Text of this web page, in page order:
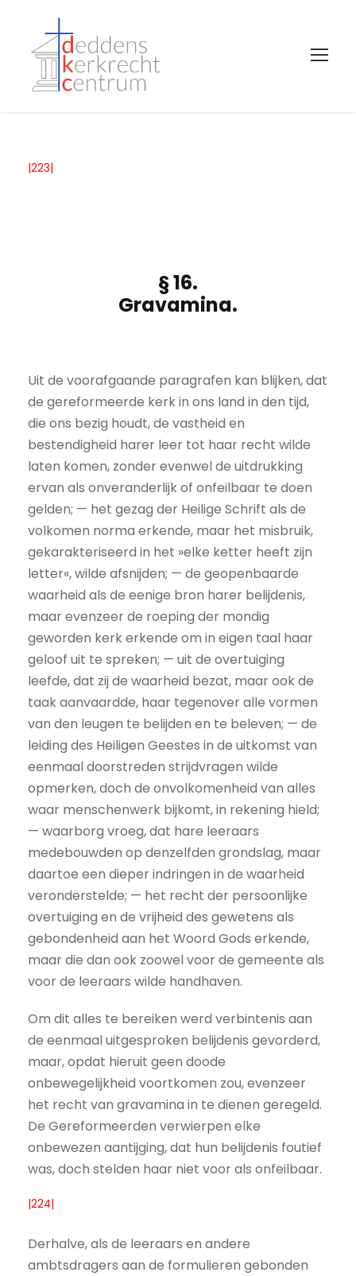
|223|
§ 16.
Gravamina.
Uit de voorafgaande paragrafen kan blijken, dat
de gereformeerde kerk in ons land in den tijd,
die ons bezig houdt, de vastheid en
bestendigheid harer leer tot haar recht wilde
laten komen, zonder evenwel de uitdrukking
ervan als onveranderlijk of onfeilbaar te doen
gelden; — het gezag der Heilige Schrift als de
volkomen norma erkende, maar het misbruik,
gekarakteriseerd in het »elke ketter heeft zijn
letter«, wilde afsnijden; — de geopenbaarde
waarheid als de eenige bron harer belijdenis,
maar evenzeer de roeping der mondig
geworden kerk erkende om in eigen taal haar
geloof uit te spreken; — uit de overtuiging
leefde, dat zij de waarheid bezat, maar ook de
taak aanvaardde, haar tegenover alle vormen
van den leugen te belijden en te beleven; — de
leiding des Heiligen Geestes in de uitkomst van
eenmaal doorstreden strijdvragen wilde
opmerken, doch de onvolkomenheid van alles
waar menschenwerk bijkomt, in rekening hield;
— waarborg vroeg, dat hare leeraars
medebouwden op denzelfden grondslag, maar
daartoe een dieper indringen in de waarheid
veronderstelde; — het recht der persoonlijke
overtuiging en de vrijheid des gewetens als
gebondenheid aan het Woord Gods erkende,
maar die dan ook zoowel voor de gemeente als
voor de leeraars wilde handhaven.
Om dit alles te bereiken werd verbintenis aan
de eenmaal uitgesproken belijdenis gevorderd,
maar, opdat hieruit geen doode
onbewegelijkheid voortkomen zou, evenzeer
het recht van gravamina in te dienen geregeld.
De Gereformeerden verwierpen elke
onbewezen aantijging, dat hun belijdenis foutief
was, doch stelden haar niet voor als onfeilbaar.
|224|
Derhalve, als de leeraars en andere
ambtsdragers aan de formulieren gebonden